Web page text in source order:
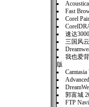
Fast
Corel
速达
三国风
我也爱
版
郭富城
FTP